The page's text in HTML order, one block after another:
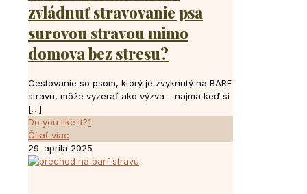
zvládnuť stravovanie psa
surovou stravou mimo
domova bez stresu?
Cestovanie so psom, ktorý je zvyknutý na BARF
stravu, môže vyzerať ako výzva – najmä keď si
[…]
Do you like it?1
Čítať viac
29. apríla 2025